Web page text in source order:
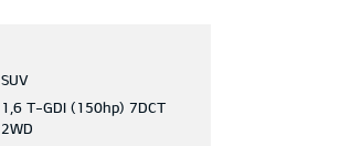
SUV
1,6 T-GDI (150hp) 7DCT
2WD